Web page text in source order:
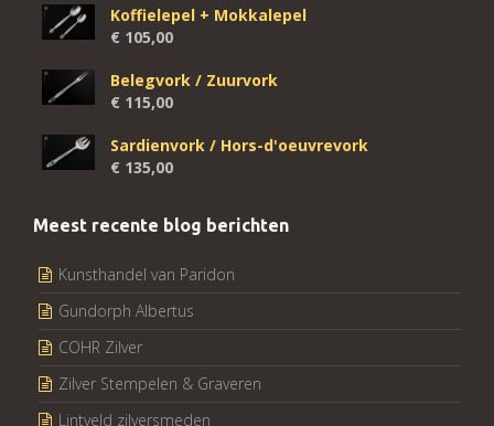
Koffielepel + Mokkalepel
€ 105,00
Belegvork / Zuurvork
€ 115,00
Sardienvork / Hors-d'oeuvrevork
€ 135,00
Meest recente blog berichten
Kunsthandel van Paridon
Gundorph Albertus
COHR Zilver
Zilver Stempelen & Graveren
Lintveld zilversmeden